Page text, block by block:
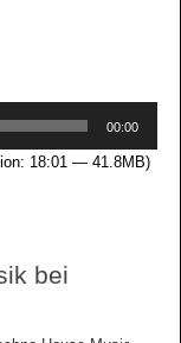
00:00
18:01 — 41.8MB)
bei